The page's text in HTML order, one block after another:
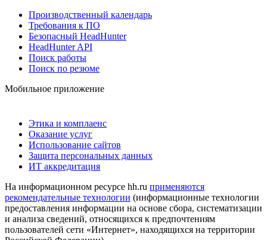
Производственный календарь
Требования к ПО
Безопасный HeadHunter
HeadHunter API
Поиск работы
Поиск по резюме
Мобильное приложение
Этика и комплаенс
Оказание услуг
Использование сайтов
Защита персональных данных
ИТ аккредитация
На информационном ресурсе hh.ru применяются
рекомендательные технологии (информационные технологии
предоставления информации на основе сбора, систематизации
и анализа сведений, относящихся к предпочтениям
пользователей сети «Интернет», находящихся на территории